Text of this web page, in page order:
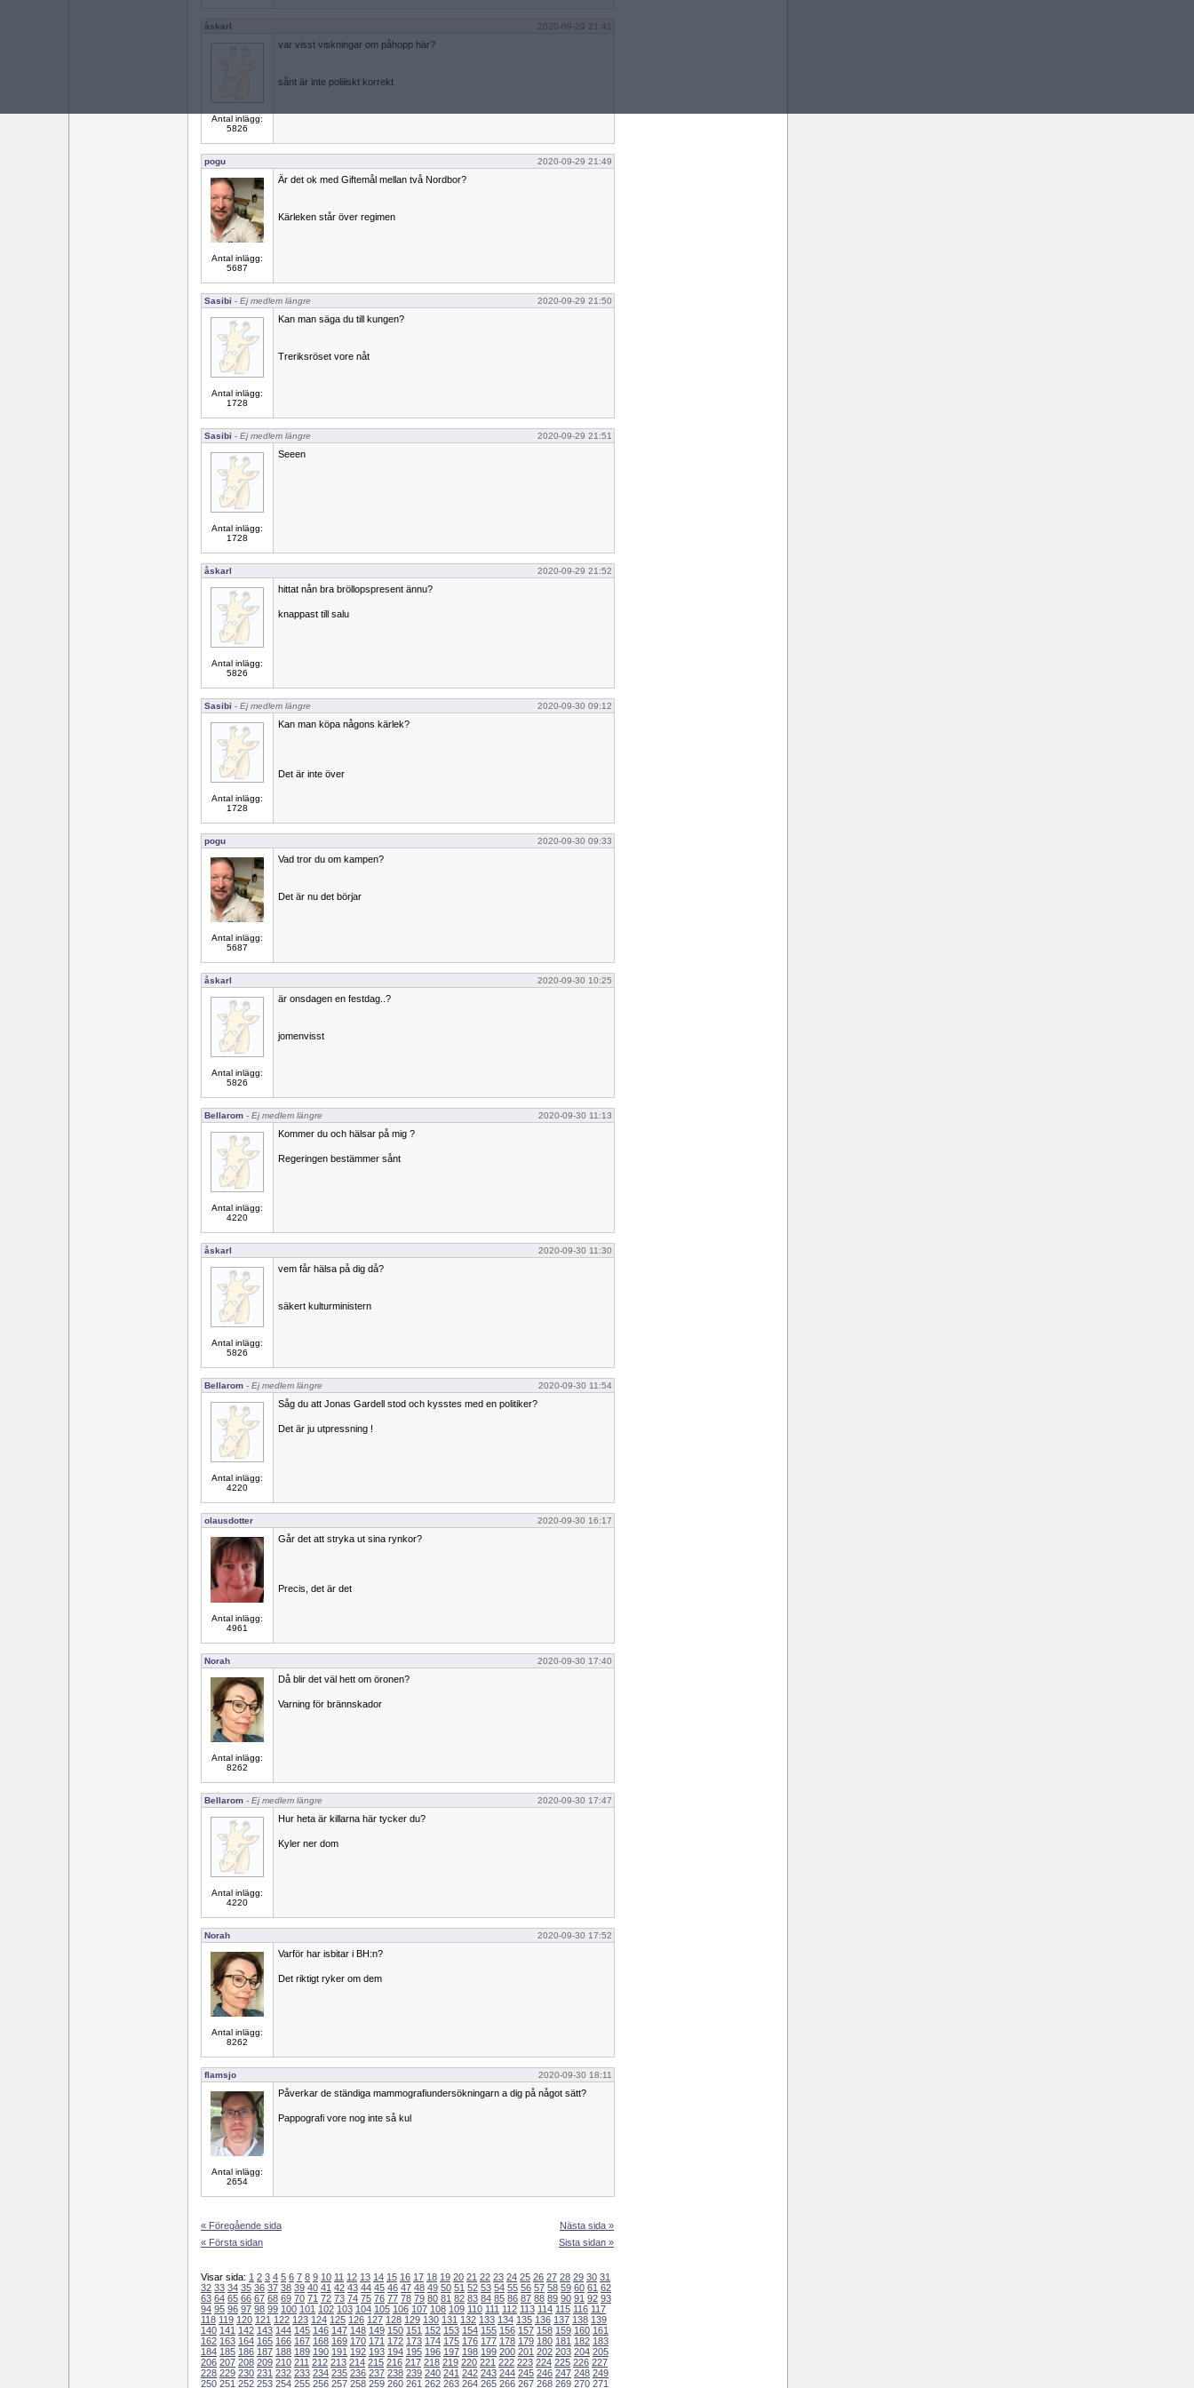
åskarl 2020-09-29 21:41
Antal inlägg:
5826
var visst viskningar om påhopp här?
sånt är inte poliiiskt korrekt
pogu 2020-09-29 21:49
Antal inlägg:
5687
Är det ok med Giftemål mellan två Nordbor?
Kärleken står över regimen
Sasibi - Ej medlem längre 2020-09-29 21:50
Antal inlägg:
1728
Kan man säga du till kungen?
Treriksröset vore nåt
Sasibi - Ej medlem längre 2020-09-29 21:51
Antal inlägg:
1728
Seeen
åskarl 2020-09-29 21:52
Antal inlägg:
5826
hittat nån bra bröllopspresent ännu?
knappast till salu
Sasibi - Ej medlem längre 2020-09-30 09:12
Antal inlägg:
1728
Kan man köpa någons kärlek?
Det är inte över
pogu 2020-09-30 09:33
Antal inlägg:
5687
Vad tror du om kampen?
Det är nu det börjar
åskarl 2020-09-30 10:25
Antal inlägg:
5826
är onsdagen en festdag..?
jomenvisst
Bellarom - Ej medlem längre 2020-09-30 11:13
Antal inlägg:
4220
Kommer du och hälsar på mig ?
Regeringen bestämmer sånt
åskarl 2020-09-30 11:30
Antal inlägg:
5826
vem får hälsa på dig då?
säkert kulturministern
Bellarom - Ej medlem längre 2020-09-30 11:54
Antal inlägg:
4220
Såg du att Jonas Gardell stod och kysstes med en politiker?
Det är ju utpressning !
olausdotter 2020-09-30 16:17
Antal inlägg:
4961
Går det att stryka ut sina rynkor?
Precis, det är det
Norah 2020-09-30 17:40
Antal inlägg:
8262
Då blir det väl hett om öronen?
Varning för brännskador
Bellarom - Ej medlem längre 2020-09-30 17:47
Antal inlägg:
4220
Hur heta är killarna här tycker du?
Kyler ner dom
Norah 2020-09-30 17:52
Antal inlägg:
8262
Varför har isbitar i BH:n?
Det riktigt ryker om dem
flamsjo 2020-09-30 18:11
Antal inlägg:
2654
Påverkar de ständiga mammografiundersökningarn a dig på något sätt?
Pappografi vore nog inte så kul
« Föregående sida
« Första sidan
Nästa sida »
Sista sidan »
Visar sida: 1 2 3 4 5 6 7 8 9 10 11 12 13 14 15 16 17 18 19 20 21 22 23 24 25 26 27 28 29 30 31
32 33 34 35 36 37 38 39 40 41 42 43 44 45 46 47 48 49 50 51 52 53 54 55 56 57 58 59 60 61 62
63 64 65 66 67 68 69 70 71 72 73 74 75 76 77 78 79 80 81 82 83 84 85 86 87 88 89 90 91 92 93
94 95 96 97 98 99 100 101 102 103 104 105 106 107 108 109 110 111 112 113 114 115 116 117
118 119 120 121 122 123 124 125 126 127 128 129 130 131 132 133 134 135 136 137 138 139
140 141 142 143 144 145 146 147 148 149 150 151 152 153 154 155 156 157 158 159 160 161
162 163 164 165 166 167 168 169 170 171 172 173 174 175 176 177 178 179 180 181 182 183
184 185 186 187 188 189 190 191 192 193 194 195 196 197 198 199 200 201 202 203 204 205
206 207 208 209 210 211 212 213 214 215 216 217 218 219 220 221 222 223 224 225 226 227
228 229 230 231 232 233 234 235 236 237 238 239 240 241 242 243 244 245 246 247 248 249
250 251 252 253 254 255 256 257 258 259 260 261 262 263 264 265 266 267 268 269 270 271